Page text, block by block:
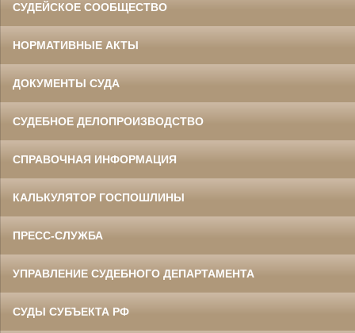
СУДЕЙСКОЕ СООБЩЕСТВО
НОРМАТИВНЫЕ АКТЫ
ДОКУМЕНТЫ СУДА
СУДЕБНОЕ ДЕЛОПРОИЗВОДСТВО
СПРАВОЧНАЯ ИНФОРМАЦИЯ
КАЛЬКУЛЯТОР ГОСПОШЛИНЫ
ПРЕСС-СЛУЖБА
УПРАВЛЕНИЕ СУДЕБНОГО ДЕПАРТАМЕНТА
СУДЫ СУБЪЕКТА РФ